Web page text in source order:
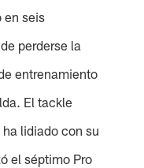
en seis
perderse la
entrenamiento
El tackle
lidiado con su
el séptimo Pro